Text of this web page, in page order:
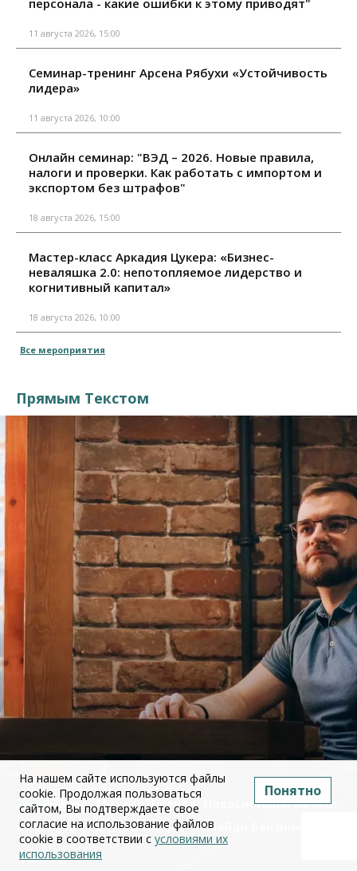
персонала - какие ошибки к этому приводят"
11 августа 2026, 15:00
Семинар-тренинг Арсена Рябухи «Устойчивость
лидера»
11 августа 2026, 10:00
Онлайн семинар: "ВЭД – 2026. Новые правила,
налоги и проверки. Как работать с импортом и
экспортом без штрафов"
18 августа 2026, 15:00
Мастер-класс Аркадия Цукера: «Бизнес-
неваляшка 2.0: непотопляемое лидерство и
когнитивный капитал»
18 августа 2026, 10:00
Все мероприятия
Прямым Текстом
Михаил Швецов: Новосибирцы начали
отменять отдых из-за квеста «найди бензин»
09 июля 2026
На нашем сайте используются файлы
cookie. Продолжая пользоваться
сайтом, Вы подтверждаете свое
согласие на использование файлов
cookie в соответствии с условиями их
использования
Понятно